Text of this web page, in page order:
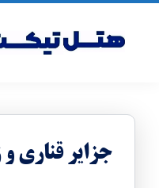
جزایر قناری